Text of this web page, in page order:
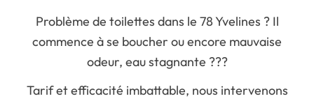
Problème de toilettes dans le 78 Yvelines ? Il
commence à se boucher ou encore mauvaise
odeur, eau stagnante ???
Tarif et efficacité imbattable, nous intervenons